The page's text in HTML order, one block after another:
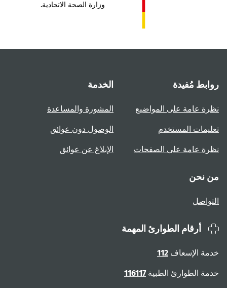
وزارة الصحة الاتحادية.
روابط مُفيدة
نظرة عامة على المواضيع
تعليمات المستخدم
نظرة عامة على الصفحات
الخدمة
المشورة والمساعدة
الوصول دون عوائق
الإبلاغ عن عوائق
من نحن
التواصل
أرقام الطوارئ المهمة
خدمة الإسعاف 112
خدمة الطوارئ الطبية116117